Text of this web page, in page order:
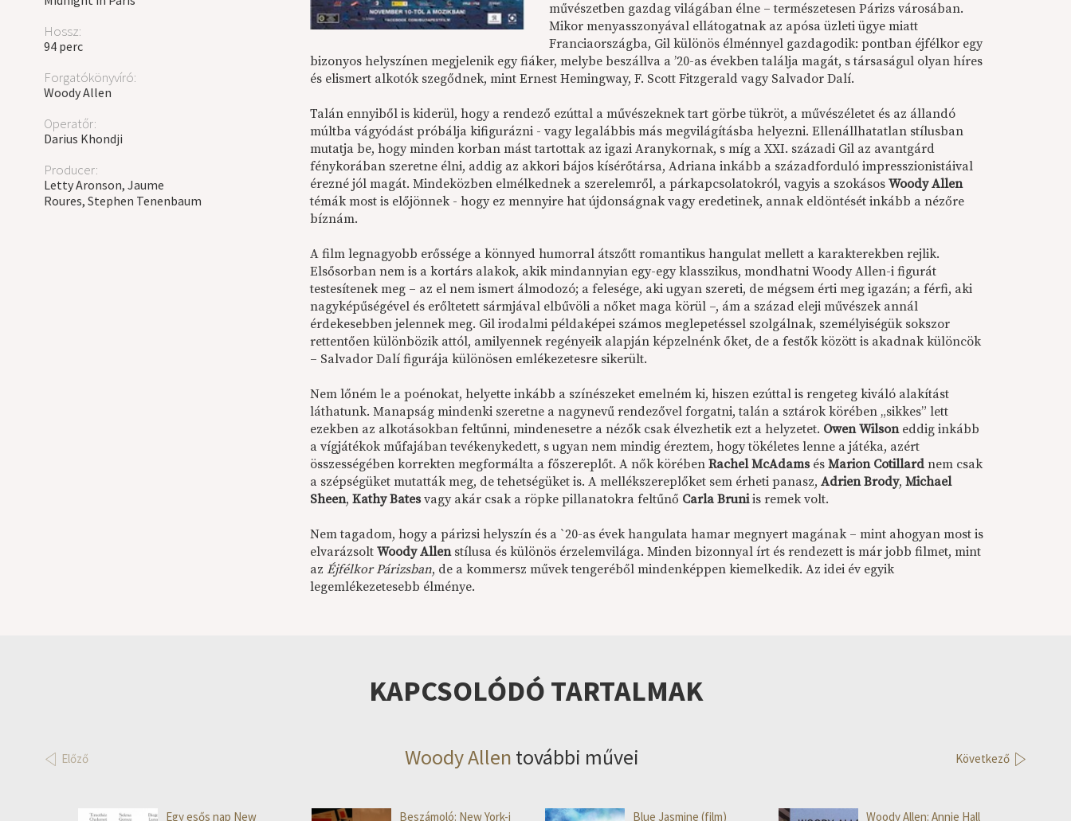
Hossz:
94 perc
Forgatókönyvíró:
Woody Allen
Operatőr:
Darius Khondji
Producer:
Letty Aronson, Jaume
Roures, Stephen Tenenbaum
művészetben gazdag világában élne – természetesen Párizs városában.
Mikor menyasszonyával ellátogatnak az apósa üzleti ügye miatt
Franciaországba, Gil különös élménnyel gazdagodik: pontban éjfélkor egy
bizonyos helyszínen megjelenik egy fiáker, melybe beszállva a ’20-as években találja magát, s társaságul olyan híres
és elismert alkotók szegődnek, mint Ernest Hemingway, F. Scott Fitzgerald vagy Salvador Dalí.
Talán ennyiből is kiderül, hogy a rendező ezúttal a művészeknek tart görbe tükröt, a művészéletet és az állandó
múltba vágyódást próbálja kifigurázni - vagy legalábbis más megvilágításba helyezni. Ellenállhatatlan stílusban
mutatja be, hogy minden korban mást tartottak az igazi Aranykornak, s míg a XXI. századi Gil az avantgárd
fénykorában szeretne élni, addig az akkori bájos kísérőtársa, Adriana inkább a századforduló impresszionistáival
érezné jól magát. Mindeközben elmélkednek a szerelemről, a párkapcsolatokról, vagyis a szokásosWoody Allen
témák most is előjönnek - hogy ez mennyire hat újdonságnak vagy eredetinek, annak eldöntését inkább a nézőre
bíznám.
A film legnagyobb erőssége a könnyed humorral átszőtt romantikus hangulat mellett a karakterekben rejlik.
Elsősorban nem is a kortárs alakok, akik mindannyian egy-egy klasszikus, mondhatni Woody Allen-i figurát
testesítenek meg – az el nem ismert álmodozó; a felesége, aki ugyan szereti, de mégsem érti meg igazán; a férfi, aki
nagyképűségével és erőltetett sármjával elbűvöli a nőket maga körül –, ám a század eleji művészek annál
érdekesebben jelennek meg. Gil irodalmi példaképei számos meglepetéssel szolgálnak, személyiségük sokszor
rettentően különbözik attól, amilyennek regényeik alapján képzelnénk őket, de a festők között is akadnak különcök
– Salvador Dalí figurája különösen emlékezetesre sikerült.
Nem lőném le a poénokat, helyette inkább a színészeket emelném ki, hiszen ezúttal is rengeteg kiváló alakítást
láthatunk. Manapság mindenki szeretne a nagynevű rendezővel forgatni, talán a sztárok körében „sikkes” lett
ezekben az alkotásokban feltűnni, mindenesetre a nézők csak élvezhetik ezt a helyzetet. Owen Wilson eddig inkább
a vígjátékok műfajában tevékenykedett, s ugyan nem mindig éreztem, hogy tökéletes lenne a játéka, azért
összességében korrekten megformálta a főszereplőt. A nők körébenRachel McAdams ésMarion Cotillardnem csak
a szépségüket mutatták meg, de tehetségüket is. A mellékszereplőket sem érheti panasz,Adrien Brody,Michael
Sheen,Kathy Batesvagy akár csak a röpke pillanatokra feltűnő Carla Bruniis remek volt.
Nem tagadom, hogy a párizsi helyszín és a `20-as évek hangulata hamar megnyert magának – mint ahogyan most is
elvarázsoltWoody Allenstílusa és különös érzelemvilága. Minden bizonnyal írt és rendezett is már jobb filmet, mint
azÉjfélkor Párizsban, de a kommersz művek tengeréből mindenképpen kiemelkedik. Az idei év egyik
legemlékezetesebb élménye.
KAPCSOLÓDÓ TARTALMAK
Előző Woody Allen további művei Következő
Egy esős nap New Beszámoló: New York-i Blue Jasmine (film) Woody Allen: Annie Hall